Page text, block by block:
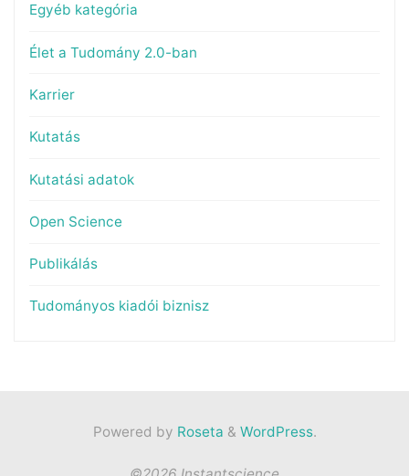
Egyéb kategória
Élet a Tudomány 2.0-ban
Karrier
Kutatás
Kutatási adatok
Open Science
Publikálás
Tudományos kiadói biznisz
Powered by Roseta & WordPress.